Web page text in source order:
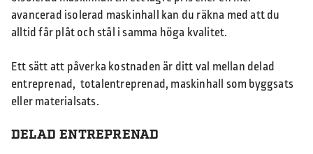
avancerad isolerad maskinhall kan du räkna med att du
alltid får plåt och stål i samma höga kvalitet.
Ett sätt att påverka kostnaden är ditt val mellan delad
entreprenad, totalentreprenad, maskinhall som byggsats
eller materialsats.
DELAD ENTREPRENAD